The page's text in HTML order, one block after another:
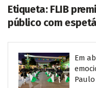
Etiqueta: FLIB
público com
Em